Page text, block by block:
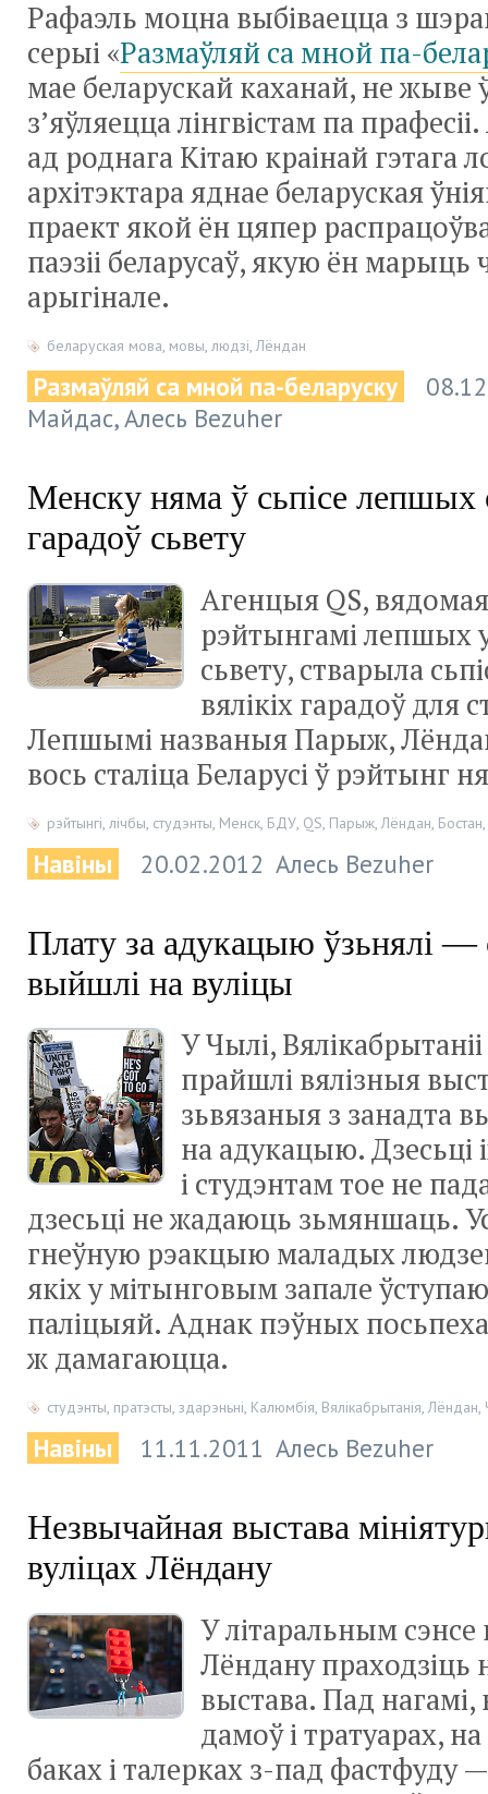
Рафаэль моцна выбіваецца з
серыі «Размаўляй са мной па-
мае беларускай каханай, не жыве ў
з’яўляецца лінгвістам па
ад роднага Кітаю краінай гэтага
архітэктара яднае беларуская
праект якой ён цяпер
паэзіі беларусаў, якую ён марыць
арыгінале.
беларуская мова, мовы, людзі,Лёндан
Размаўляй са мной па-беларуску
Майдас, Алесь Bezuher
Менску няма ў сьпісе лепшых
гарадоў сьвету
Агенцыя QS, вядомая
рэйтынгамі лепшых
сьвету, стварыла
вялікіх гарадоў для
Лепшымі названыя Парыж,
вось сталіца Беларусі ў рэйтынг
рэйтынгі, лічбы, студэнты, Менск, БДУ, QS, Парыж,Лёндан, Бостан,
Навіны 20.02.2012 Алесь Bezuher
Плату за адукацыю ўзьнялі —
выйшлі на вуліцы
У Чылі,
прайшлі вялізныя
зьвязаныя з занадта
на адукацыю.
і студэнтам тое не
дзесьці не жадаюць зьмяншаць.
гнеўную рэакцыю маладых
якіх у мітынговым запале
паліцыяй. Аднак пэўных
ж дамагаюцца.
студэнты, пратэсты, здарэньні, Калюмбія, Вялікабрытанія,Лёндан,
Навіны 11.11.2011 Алесь Bezuher
Незвычайная выстава
вуліцах Лёндану
У літаральным сэнсе
Лёндану праходзіць
выстава. Пад нагамі,
дамоў і тратуарах,
баках і талерках з-пад фастфуду